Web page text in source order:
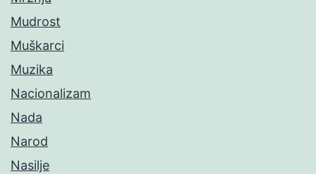
Mudrost
Muškarci
Muzika
Nacionalizam
Nada
Narod
Nasilje